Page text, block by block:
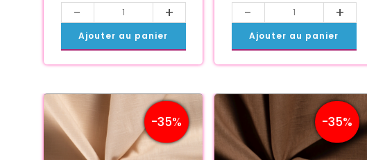
- +
Ajouter au panier
- +
Ajouter au panier
-35% -35%